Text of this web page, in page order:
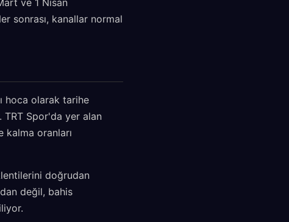
ve 1 Nisan
sonrası, kanallar normal
hoca olarak tarihe
Spor'da yer alan
kalma oranları
doğrudan
değil, bahis